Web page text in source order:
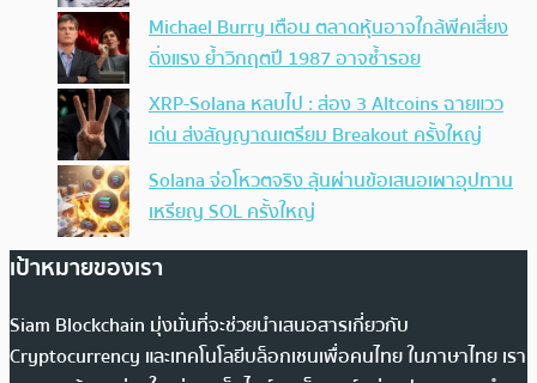
Michael Burry เตือน ตลาดหุ้นอาจใกล้พีคเสี่ยง
ดิ่งแรง ย้ำวิกฤตปี 1987 อาจซ้ำรอย
XRP-Solana หลบไป : ส่อง 3 Altcoins ฉายแวว
เด่น ส่งสัญญาณเตรียม Breakout ครั้งใหญ่
Solana จ่อโหวตจริง ลุ้นผ่านข้อเสนอเผาอุปทาน
เหรียญ SOL ครั้งใหญ่
เป้าหมายของเรา
Siam Blockchain มุ่งมั่นที่จะช่วยนำเสนอสารเกี่ยวกับ
Cryptocurrency และเทคโนโลยีบล็อกเชนเพื่อคนไทย ในภาษาไทย เรา